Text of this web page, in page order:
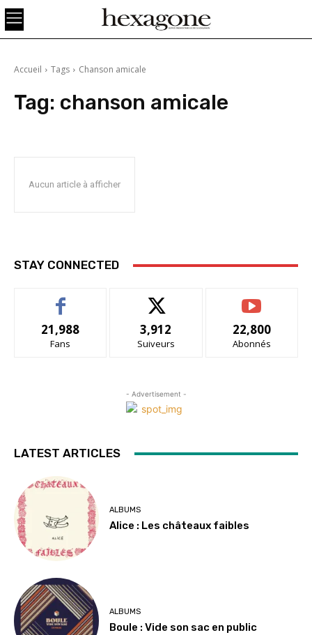
Accueil Tags Chanson amicale
Tag: chanson amicale
Aucun article à afficher
STAY CONNECTED
21,988
Fans
3,912
Suiveurs
22,800
Abonnés
- Advertisement -
LATEST ARTICLES
ALBUMS
Alice : Les châteaux faibles
ALBUMS
Boule : Vide son sac en public